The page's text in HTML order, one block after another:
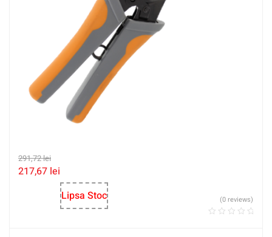
291,72lei
217,67 lei
Lipsa Stoc
(0 reviews)